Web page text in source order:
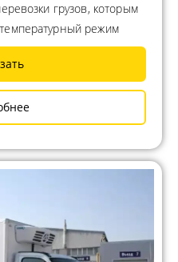
грузов, которым
режим